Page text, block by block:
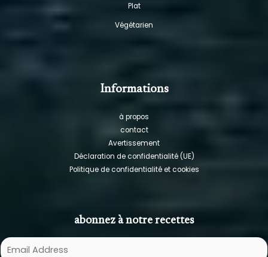
Plat
Végétarien
Informations
à propos
contact
Avertissement
Déclaration de confidentialité (UE)
Politique de confidentialité et cookies
abonnez à notre recettes
E